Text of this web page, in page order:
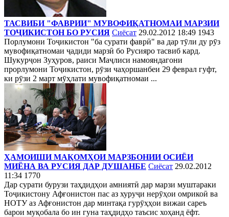
ТАСВИБИ "ФАВРИИ" МУВОФИҚАТНОМАИ МАРЗИИ
ТОҶИКИСТОН БО РУСИЯ Сиёсат 29.02.2012 18:49 1943
Порлумони Тоҷикистон "ба сурати фаврӣ" ва дар тӯли ду рӯз
мувофиқатномаи ҷадиди марзӣ бо Русияро тасвиб кард.
Шукурҷон Зуҳуров, раиси Маҷлиси намояндагони
прорлумони Тоҷикистон, рӯзи чаҳоршанбеи 29 феврал гуфт,
ки рӯзи 2 март мӯҳлати мувофиқатномаи ...
ҲАМОИШИ МАҚОМҲОИ МАРЗБОНИИ ОСИЁИ
МИЁНА ВА РУСИЯ ДАР ДУШАНБЕ Сиёсат 29.02.2012
11:34 1770
Дар сурати бурузи таҳдидҳои амниятӣ дар марзи муштараки
Тоҷикистону Афғонистон пас аз хуруҷи нерӯҳои омрикоӣ ва
НОТУ аз Афғонистон дар минтақа гурӯҳҳои вижаи сареъ
барои муқобала бо ин гуна таҳдидҳо таъсис хоҳанд ёфт.